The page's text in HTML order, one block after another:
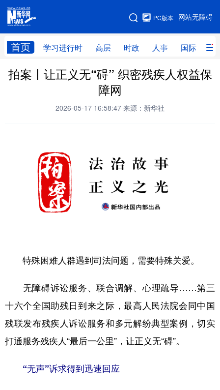
网站无障碍
PC版本
首页 学习进行时 高层 时政 人事 国际 财
网站地图
学习进行时 高层 时政 人事
文化 书画 健康
访谈
法律 中央文件
城市 旅游 能源 会展
公益 一带一路 亚太网 上市公司
文化产业
拍案丨让正义无“碍” 织密残疾人权益保
障网
2026-05-17 16:58:47 来源：新华社
特殊困难人群遇到司法问题，需要特殊关爱。
无障碍诉讼服务、联合调解、心理疏导……第三
十六个全国助残日到来之际，最高人民法院会同中国
残联发布残疾人诉讼服务和多元解纷典型案例，切实
打通服务残疾人“最后一公里”，让正义无“碍”。
“无声”诉求得到迅速回应